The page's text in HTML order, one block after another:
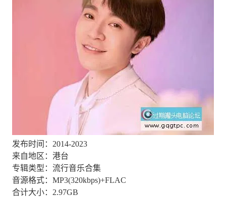
发布时间：2014-2023
来自地区：港台
专辑类型：流行音乐合集
音源格式：MP3(320kbps)+FLAC
合计大小：2.97GB